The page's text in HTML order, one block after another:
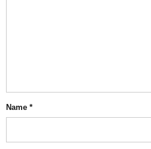
Name *